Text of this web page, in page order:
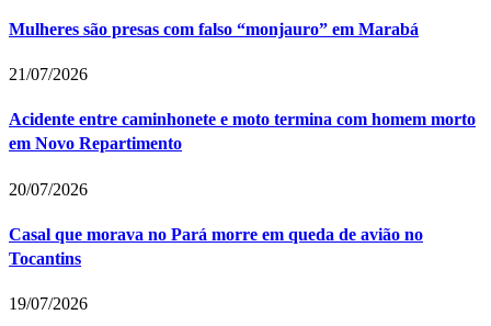
Mulheres são presas com falso “monjauro” em Marabá
21/07/2026
Acidente entre caminhonete e moto termina com homem morto
em Novo Repartimento
20/07/2026
Casal que morava no Pará morre em queda de avião no
Tocantins
19/07/2026